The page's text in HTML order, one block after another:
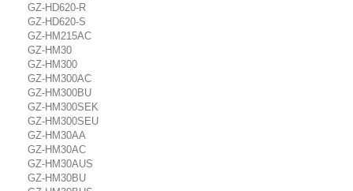
GZ-HD620-R
GZ-HD620-S
GZ-HM215AC
GZ-HM30
GZ-HM300
GZ-HM300AC
GZ-HM300BU
GZ-HM300SEK
GZ-HM300SEU
GZ-HM30AA
GZ-HM30AC
GZ-HM30AUS
GZ-HM30BU